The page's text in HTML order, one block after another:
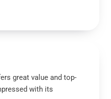
great value and top-
with its